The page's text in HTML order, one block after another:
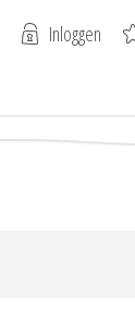
Inloggen